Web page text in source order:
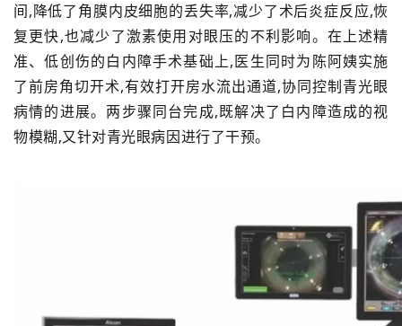
间,降低了角膜内皮细胞的丢失率,减少了术后炎症反应,恢
复更快,也减少了激素使用对眼压的不利影响。在上述精
准、低创伤的白内障手术基础上,医生同时为陈阿姨实施
了前房角切开术,有效打开房水流出通道,协同控制青光眼
病情的进展。两步骤同台完成,既解决了白内障造成的视
物模糊,又针对青光眼病因进行了干预。